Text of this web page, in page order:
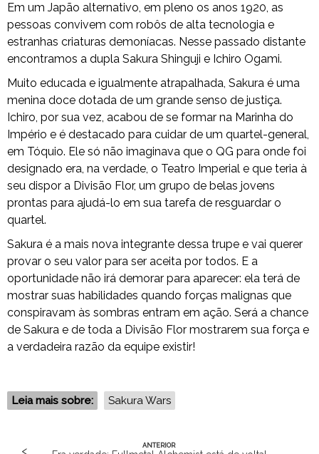
Em um Japão alternativo, em pleno os anos 1920, as
pessoas convivem com robôs de alta tecnologia e
estranhas criaturas demoníacas. Nesse passado distante
encontramos a dupla Sakura Shinguji e Ichiro Ogami.
Muito educada e igualmente atrapalhada, Sakura é uma
menina doce dotada de um grande senso de justiça.
Ichiro, por sua vez, acabou de se formar na Marinha do
Império e é destacado para cuidar de um quartel-general,
em Tóquio. Ele só não imaginava que o QG para onde foi
designado era, na verdade, o Teatro Imperial e que teria à
seu dispor a Divisão Flor, um grupo de belas jovens
prontas para ajudá-lo em sua tarefa de resguardar o
quartel.
Sakura é a mais nova integrante dessa trupe e vai querer
provar o seu valor para ser aceita por todos. E a
oportunidade não irá demorar para aparecer: ela terá de
mostrar suas habilidades quando forças malignas que
conspiravam às sombras entram em ação. Será a chance
de Sakura e de toda a Divisão Flor mostrarem sua força e
a verdadeira razão da equipe existir!
Leia mais sobre: Sakura Wars
< ANTERIOR